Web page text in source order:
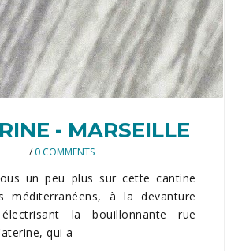
- MARSEILLE
/ 0 COMMENTS
un peu plus sur cette cantine
méditerranéens, à la devanture
la bouillonnante rue
qui a